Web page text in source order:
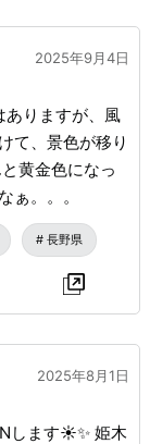
2025年9月4日
て、景色が移り
ぁ。。。
長野県
2025年8月1日
します☀️✨ 姫木